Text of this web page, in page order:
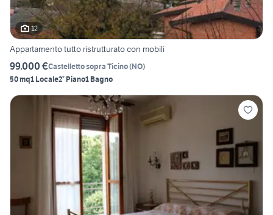
12
Appartamento tutto ristrutturato con mobili
99.000 €Castelletto sopra Ticino(NO)
50 mq1 Locale2° Piano1 Bagno